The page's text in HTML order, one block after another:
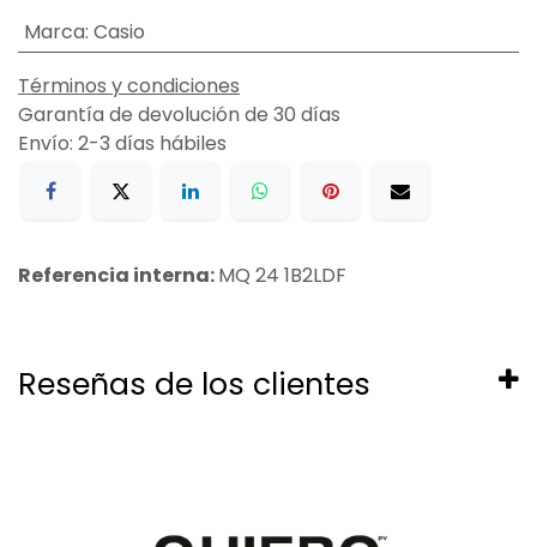
Marca: Casio
Términos y condiciones
Garantía de devolución de 30 días
Envío: 2-3 días hábiles
Referencia interna:MQ 24 1B2LDF
Reseñas de los clientes